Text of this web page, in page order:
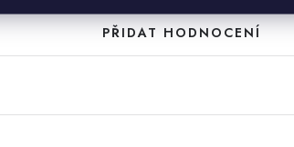
PŘIDAT HODNOCENÍ